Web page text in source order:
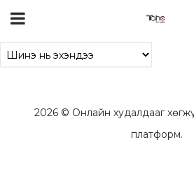
2026© Онлайн худалдааг
платформ.